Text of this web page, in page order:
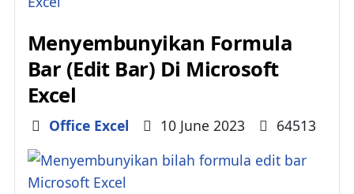
Menyembunyikan Formula
Bar (Edit Bar) Di Microsoft
Excel
Details
Office Excel 10 June 2023 64513